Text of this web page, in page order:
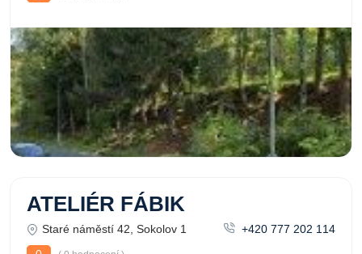
ATELIÉR FÁBIK
Staré náměstí 42, Sokolov 1
+420 777 202 114